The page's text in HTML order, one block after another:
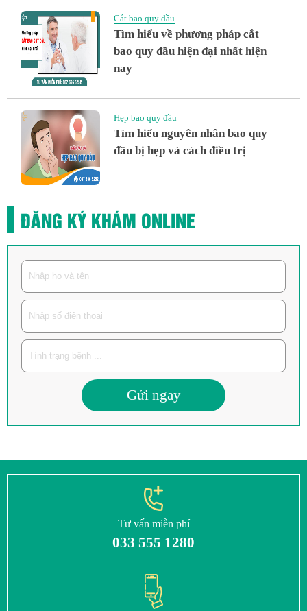
Cắt bao quy đầu
Tìm hiểu về phương pháp cắt
bao quy đầu hiện đại nhất hiện
nay
Hẹp bao quy đầu
Tìm hiểu nguyên nhân bao quy
đầu bị hẹp và cách điều trị
ĐĂNG KÝ KHÁM ONLINE
Gửi ngay
Tư vấn miễn phí
033 555 1280